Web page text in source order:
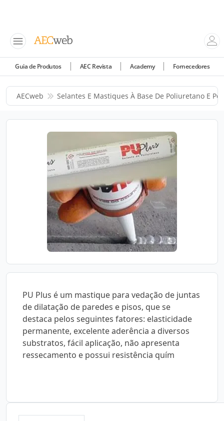
Guia de Produtos AEC Revista Academy Fornecedores
AECweb Selantes E Mastiques À Base De Poliuretano E
PU Plus é um mastique para vedação de juntas
de dilatação de paredes e pisos, que se
destaca pelos seguintes fatores: elasticidade
permanente, excelente aderência a diversos
substratos, fácil aplicação, não apresenta
ressecamento e possui resistência quím